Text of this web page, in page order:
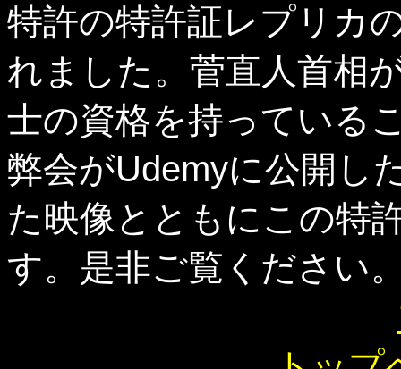
特許の特許証レプリカ
れました。菅直人首相
士の資格を持っている
弊会がUdemyに公開し
た映像とともにこの特
す。是非ご覧ください